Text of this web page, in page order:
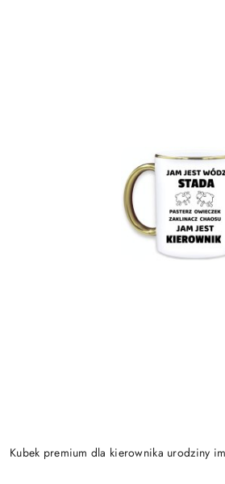
Kubek premium dla kierownika urodziny